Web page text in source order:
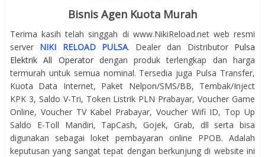
Bisnis Agen Kuota Murah
Terima kasih telah singgah di www.NikiReload.net web resmi
server NIKI RELOAD PULSA. Dealer dan Distributor Pulsa
Elektrik All Operatordengan produk terlengkap dan harga
termurah untuk semua nominal. Tersedia juga Pulsa Transfer,
Kuota Data Internet, Paket Nelpon/SMS/BB, Tembak/Inject
KPK 3, Saldo V-Tri, Token Listrik PLN Prabayar, Voucher Game
Online, Voucher TV Kabel Prabayar, Voucher Wifi ID, Top Up
Saldo E-Toll Mandiri, TapCash, Gojek, Grab, dll serta bisa
digunakan sebagai loket pembayaran online PPOB. Adalah
keputusan yang sangat tepat dengan berkunjung di website ini